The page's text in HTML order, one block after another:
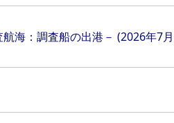
海：調査船の出港－ (2026年7月